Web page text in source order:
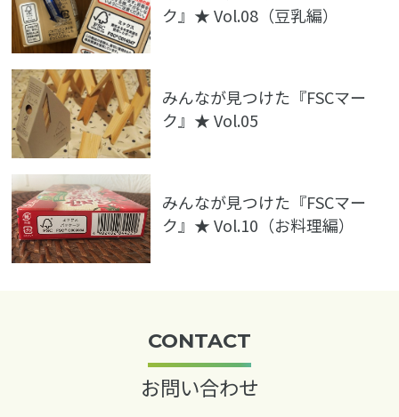
ク』★ Vol.08（豆乳編）
みんなが見つけた『FSCマー
ク』★ Vol.05
みんなが見つけた『FSCマー
ク』★ Vol.10（お料理編）
CONTACT
お問い合わせ